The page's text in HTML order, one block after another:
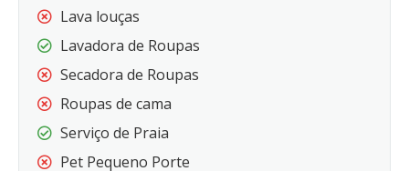
Lava louças
Lavadora de Roupas
Secadora de Roupas
Roupas de cama
Serviço de Praia
Pet Pequeno Porte